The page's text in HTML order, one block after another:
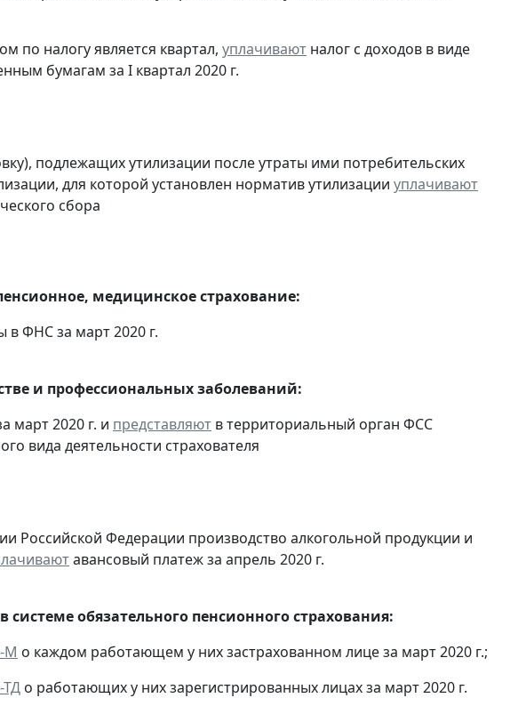
по налогу является квартал, уплачивают налог с доходов в виде
бумагам за I квартал 2020 г.
подлежащих утилизации после утраты ими потребительских
для которой установлен норматив утилизации уплачивают
сбора
медицинское страхование:
в ФНС за март 2020 г.
и профессиональных заболеваний:
март 2020 г. и представляют в территориальный орган ФСС
вида деятельности страхователя
Российской Федерации производство алкогольной продукции и
авансовый платеж за апрель 2020 г.
обязательного пенсионного страхования:
М о каждом работающем у них застрахованном лице за март 2020 г.;
ТД о работающих у них зарегистрированных лицах за март 2020 г.